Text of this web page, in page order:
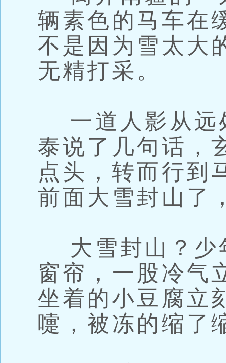
辆素色的马车在
不是因为雪太大
无精打采。
一道人影从远
泰说了几句话，
点头，转而行到
前面大雪封山了
大雪封山？少
窗帘，一股冷气
坐着的小豆腐立
嚏，被冻的缩了